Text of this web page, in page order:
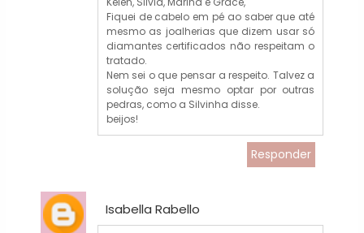
Fiquei de cabelo em pé ao saber que até
mesmo as joalherias que dizem usar só
diamantes certificados não respeitam o
tratado.
Nem sei o que pensar a respeito. Talvez a
solução seja mesmo optar por outras
pedras, como a Silvinha disse.
beijos!
Responder
Isabella Rabello